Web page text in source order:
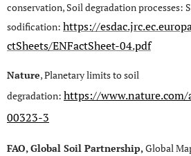
conservation, Soil degradation processes:
sodification: https://
ctSheets/ENFactSheet-04.pdf
Nature, Planetary limits to soil
degradation: https://
00323-3
FAO, Global Soil Partnership,Global